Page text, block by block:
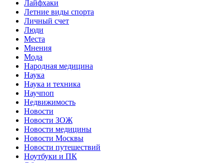
Лайфхаки
Летние виды спорта
Личный счет
Люди
Места
Мнения
Мода
Народная медицина
Наука
Наука и техника
Научпоп
Недвижимость
Новости
Новости ЗОЖ
Новости медицины
Новости Москвы
Новости путешествий
Ноутбуки и ПК